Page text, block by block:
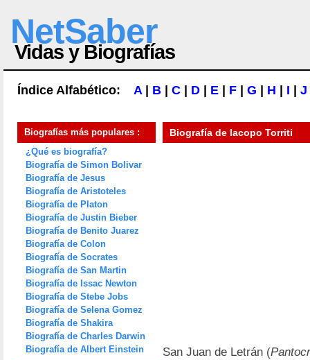
NetSaber
Vidas y Biografías
Índice Alfabético: A| B C D E F G H I J
Biografías más populares :
¿Qué es biografía?
Biografía de Simon Bolivar
Biografía de Jesus
Biografía de Aristoteles
Biografía de Platon
Biografía de Justin Bieber
Biografía de Benito Juarez
Biografía de Colon
Biografía de Socrates
Biografía de San Martin
Biografía de Issac Newton
Biografía de Stebe Jobs
Biografía de Selena Gomez
Biografía de Shakira
Biografía de Charles Darwin
Biografía de Albert Einstein
Biografía de Iacopo Torriti
San Juan de Letrán (